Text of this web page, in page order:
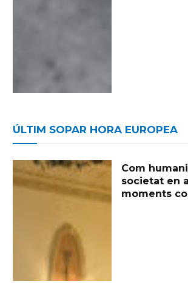
ÚLTIM SOPAR HORA EUROPEA
Com
societat en
moments